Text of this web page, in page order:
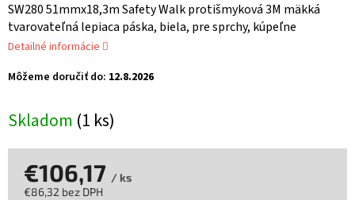
Skladom (1 ks)
Môžeme doručiť do: 12.8.2026
SW280 51mmx18,3m Safety Walk protišmyková 3M mäkká
tvarovateľná lepiaca páska, biela, pre sprchy, kúpeľne
Detailné informácie
€106,17 / ks
€86,32 bez DPH